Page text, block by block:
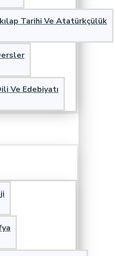
Tarihi Ve Atatürkçülük
Ve Edebiyatı